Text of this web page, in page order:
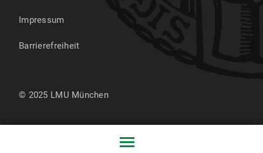
Impressum
Barrierefreiheit
© 2025 LMU München